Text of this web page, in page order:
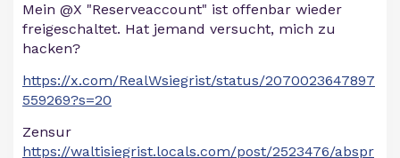
Mein @X "Reserveaccount" ist offenbar wieder
freigeschaltet. Hat jemand versucht, mich zu
hacken?
https://x.com/RealWsiegrist/status/2070023647897
559269?s=20
Zensur
https://waltisiegrist.locals.com/post/2523476/abspr